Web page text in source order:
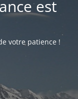
est
votre patience !